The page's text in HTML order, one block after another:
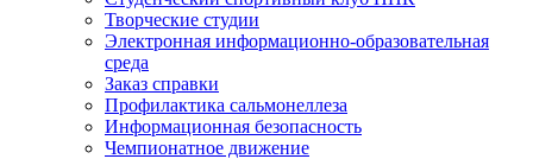
Творческие студии
Электронная информационно-образовательная
среда
Заказ справки
Профилактика сальмонеллеза
Информационная безопасность
Чемпионатное движение